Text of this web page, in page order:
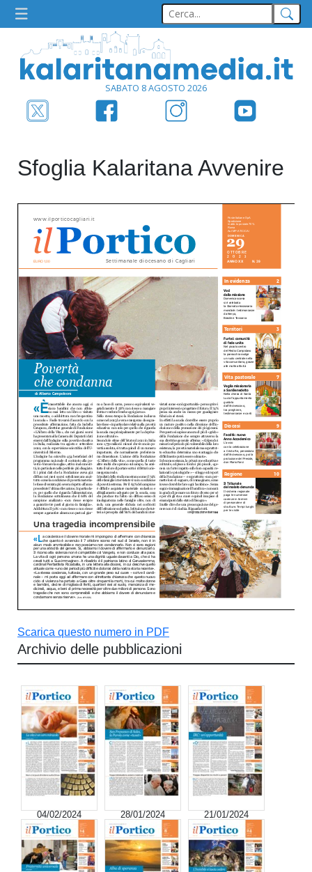
SABATO 8 AGOSTO 2026
Sfoglia Kalaritana Avvenire
Scarica questo numero in PDF
Archivio delle pubblicazioni
04/02/2024 28/01/2024 21/01/2024